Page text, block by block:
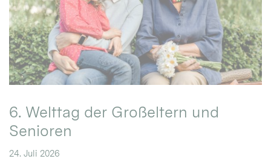
6. Welttag der Großeltern und
Senioren
24. Juli 2026